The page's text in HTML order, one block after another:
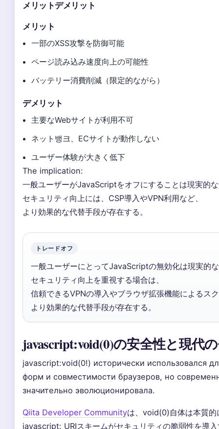
メリットデメリット
メリット
一部のXSS攻撃を防御可能
ページ読み込み速度向上の可能性
バッテリー消費削減（限定的ながら）
デメリット
主要なWebサイトが利用不可
ネット뱅크、ECサイトが動作しない
ユーザー体験が大きく低下
The implication:
一般ユーザーがJavaScriptをオフにすることは現実的
セキュリティ向上には、CSP導入やVPN利用など、
より効果的な代替手段が存在する。
トレードオフ
一般ユーザーにとってJavaScriptの無効化は現実的
セキュリティ向上を重視する場合は、
信頼できるVPNの導入やブラウザ拡張機能によるス
より効果的な代替手段が存在する。
javascript:void(0)の安全性と現代
javascript:void(0!) исторически использовался
форм и совместимости браузеров, но
значительно эволюционировала.
Qiita Developer Communityは、void(0)自体は本質的
javascript: URIスキームがセキュリティの脆弱性を導